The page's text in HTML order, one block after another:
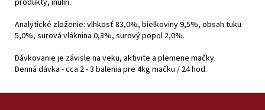
Analytické zloženie: vlhkosť 83,0%, bielkoviny 9,5%, obsah tuku
5,0%, surová vláknina 0,3%, surový popol 2,0%.
Dávkovanie je závisle na veku, aktivite a plemene mačky.
Denná dávka - cca 2 - 3 balenia pre 4kg mačku / 24 hod.
Z